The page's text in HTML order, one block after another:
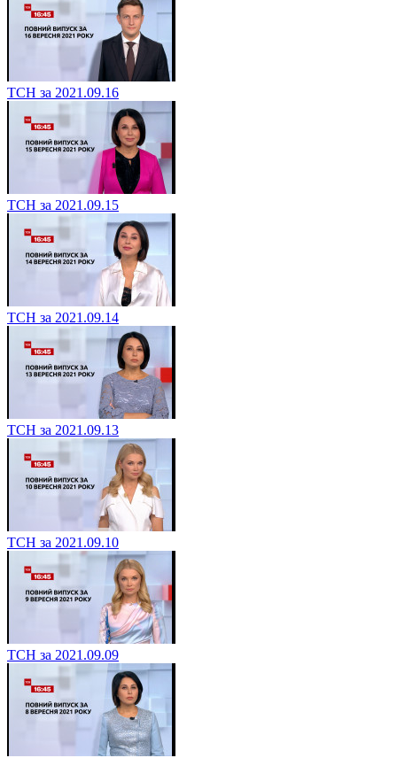
ТСН за 2021.09.16
ТСН за 2021.09.15
ТСН за 2021.09.14
ТСН за 2021.09.13
ТСН за 2021.09.10
ТСН за 2021.09.09